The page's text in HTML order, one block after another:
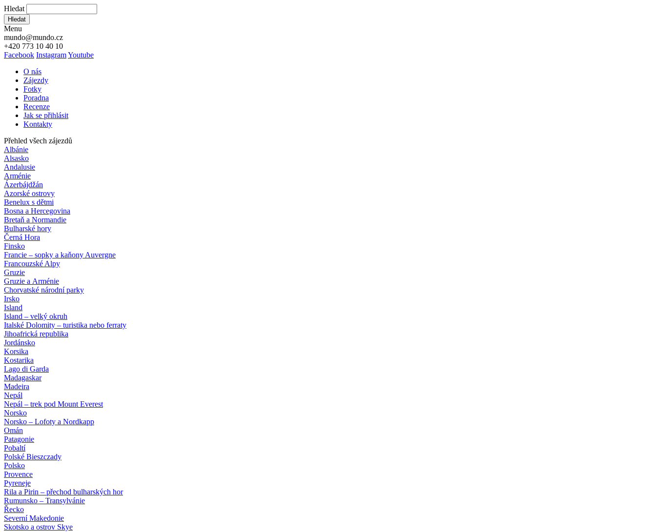
Hledat
Hledat
Menu
mundo@mundo.cz
+420 773 10 40 10
Facebook InstagramYoutube
O nás
Zájezdy
Fotky
Poradna
Recenze
Jak se přihlásit
Kontakty
Přehled všech zájezdů
Albánie
Alsasko
Andalusie
Arménie
Ázerbájdžán
Azorské ostrovy
Benelux s dětmi
Bosna a Hercegovina
Bretaň a Normandie
Bulharské hory
Černá Hora
Finsko
Francie – sopky a kaňony Auvergne
Francouzské Alpy
Gruzie
Gruzie a Arménie
Chorvatské národní parky
Irsko
Island
Island – velký okruh
Italské Dolomity – turistika nebo ferraty
Jihoafrická republika
Jordánsko
Korsika
Kostarika
Lago di Garda
Madagaskar
Madeira
Nepál
Nepál – trek pod Mount Everest
Norsko
Norsko – Lofoty a Nordkapp
Omán
Patagonie
Pobaltí
Polské Bieszczady
Polsko
Provence
Pyreneje
Rila a Pirin – přechod bulharských hor
Rumunsko – Transylvánie
Řecko
Severní Makedonie
Skotsko a ostrov Skye